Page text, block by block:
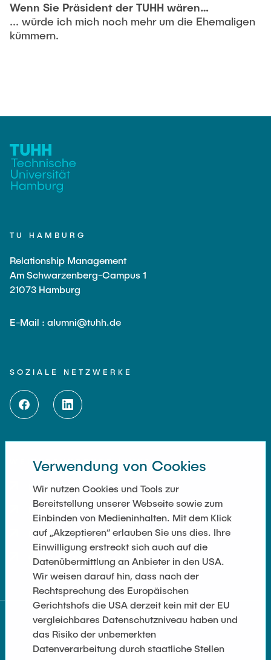
Registrieren
Werden Sie Mitglied!
Spenden
Wenn Sie Präsident der TUHH wären…
... würde ich mich noch mehr um die Ehemaligen
kümmern.
TU HAMBURG
Relationship Management
Am Schwarzenberg-Campus 1
21073 Hamburg
E-Mail : alumni@tuhh.de
SOZIALE NETZWERKE
WEITERFÜHRENDE LINKS
Impressum
Datenschutz
Barrierefreiheit
Cookie-Einstellungen
Verwendung von Cookies
Wir nutzen Cookies und Tools zur
Bereitstellung unserer Webseite sowie zum
Einbinden von Medieninhalten. Mit dem Klick
auf „Akzeptieren“ erlauben Sie uns dies. Ihre
Einwilligung erstreckt sich auch auf die
Datenübermittlung an Anbieter in den USA.
Wir weisen darauf hin, dass nach der
Rechtsprechung des Europäischen
Gerichtshofs die USA derzeit kein mit der EU
vergleichbares Datenschutzniveau haben und
das Risiko der unbemerkten
Datenverarbeitung durch staatliche Stellen